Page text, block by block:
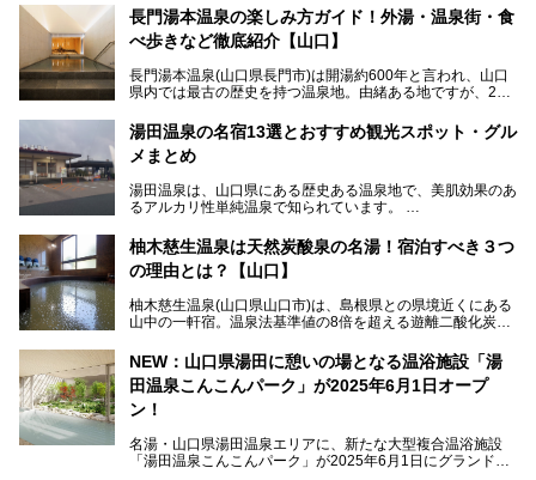
～3月3日(日)。詩のナレーションや音楽に合わせた幻想的な
光の演出や、地元児童生徒が製作した作品などを設置。温泉
街を一段と輝かせてくれます。
今回は筆者自ら「音信川うたあかり2024」を体験し、その
全貌を徹底紹介。また同時期に開催されている「湯道展in長
長門湯本温泉の楽しみ方ガイド！外湯・温泉街・食
べ歩きなど徹底紹介【山口】
長門湯本温泉(山口県長門市)は開湯約600年と言われ、山口
県内では最古の歴史を持つ温泉地。由緒ある地ですが、202
生まれ変わりました。
今回は、外湯(日帰り入浴施設)である「恩湯」をはじめ、温
紹介。また、アクセスの注意点も併せてご紹介します！
湯田温泉の名宿13選とおすすめ観光スポット・グル
メまとめ
湯田温泉は、山口県にある歴史ある温泉地で、美肌効果のあ
るアルカリ性単純温泉で知られています。
湯田温泉では、瑠璃光寺五重塔などの観光スポット、「そば
寿司」などのグルメスポット、なかには「女将劇場」なんて
一風変わった催しを実施している旅館もあり、観光を満喫で
この記事では、湯田温泉の魅力を味わえる宿泊施設や日帰り
ス方法も紹介します！
柚木慈生温泉は天然炭酸泉の名湯！宿泊すべき３つ
の理由とは？【山口】
柚木慈生温泉(山口県山口市)は、島根県との県境近くにある
山中の一軒宿。温泉法基準値の8倍を超える遊離二酸化炭素
親しまれています。
日帰り入浴も可能ですが、その真価を存分に満喫するならば
宿泊がベスト。今回は、知られざるその理由を詳細解説。温
泉ファンなら一度は行ってみたい炭酸泉の名湯を、存分にご
紹介します！
NEW：山口県湯田に憩いの場となる温浴施設「湯
田温泉こんこんパーク」が2025年6月1日オープ
ン！
名湯・山口県湯田温泉エリアに、新たな大型複合温浴施設
「湯田温泉こんこんパーク」が2025年6月1日にグランドオ